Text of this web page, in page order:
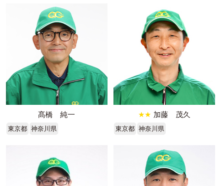
髙橋 純一
東京都 神奈川県
★★ 加藤 茂久
東京都 神奈川県